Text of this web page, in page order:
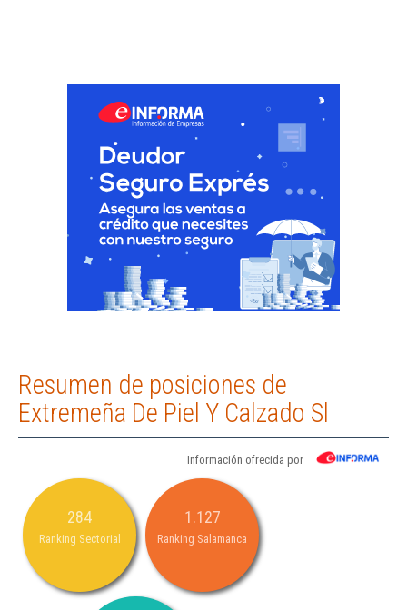
Resumen de posiciones de
Extremeña De Piel Y Calzado Sl
Información ofrecida por
284
Ranking Sectorial
1.127
Ranking Salamanca